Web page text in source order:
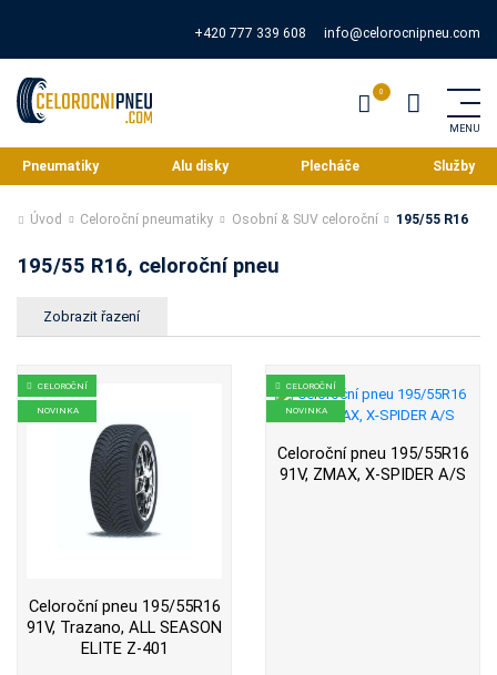
+420 777 339 608 info@celorocnipneu.com
Pneumatiky Alu disky Plecháče Služby
Úvod Celoroční pneumatiky Osobní & SUV celoroční 195/55 R16
195/55 R16, celoroční pneu
CELOROČNÍ
NOVINKA
Celoroční pneu 195/55R16
91V, Trazano, ALL SEASON
ELITE Z-401
CELOROČNÍ
NOVINKA
Celoroční pneu 195/55R16
91V, ZMAX, X-SPIDER A/S